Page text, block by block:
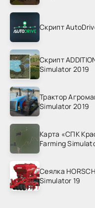
Скрипт
Скрипт
Simulator 2019
Трактор
Simulator 2019
Карта «СПК
Farming
Сеялка
Simulator 19